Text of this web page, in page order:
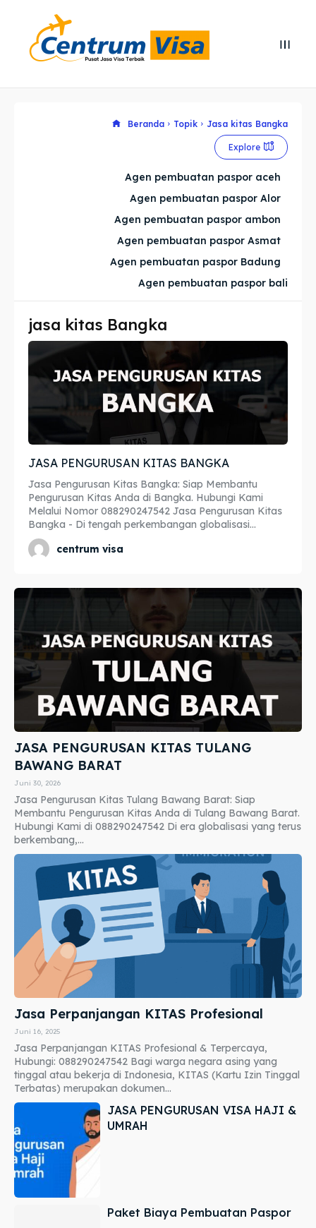
Cari
Cari
Explore our destinations
Imta
Legalisir
Apostille
Penerjemah
Asuransi
Blog
Explore our destinations
Imta
Legalisir
Apostille
Penerjemah
Asuransi
Blog
Beranda Topik Jasa kitas Bangka
Explore
Agen pembuatan paspor aceh
Agen pembuatan paspor Alor
Agen pembuatan paspor ambon
Agen pembuatan paspor Asmat
Agen pembuatan paspor Badung
Agen pembuatan paspor bali
jasa kitas Bangka
JASA PENGURUSAN KITAS BANGKA
Jasa Pengurusan Kitas Bangka: Siap Membantu
Pengurusan Kitas Anda di Bangka. Hubungi Kami
Melalui Nomor 088290247542 Jasa Pengurusan Kitas
Bangka - Di tengah perkembangan globalisasi...
centrum visa
JASA PENGURUSAN KITAS TULANG
BAWANG BARAT
Juni 30, 2026
Jasa Pengurusan Kitas Tulang Bawang Barat: Siap
Membantu Pengurusan Kitas Anda di Tulang Bawang Barat.
Hubungi Kami di 088290247542 Di era globalisasi yang terus
berkembang,...
Jasa Perpanjangan KITAS Profesional
Juni 16, 2025
Jasa Perpanjangan KITAS Profesional & Terpercaya,
Hubungi: 088290247542 Bagi warga negara asing yang
tinggal atau bekerja di Indonesia, KITAS (Kartu Izin Tinggal
Terbatas) merupakan dokumen...
JASA PENGURUSAN VISA HAJI &
UMRAH
Paket Biaya Pembuatan Paspor